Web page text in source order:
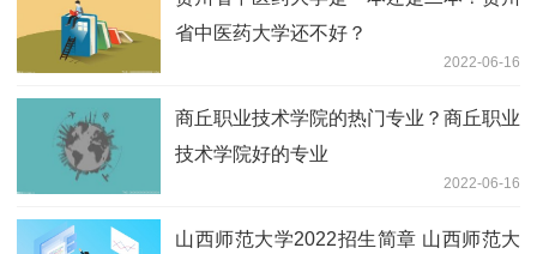
省中医药大学还不好？
2022-06-16
商丘职业技术学院的热门专业？商丘职业
技术学院好的专业
2022-06-16
山西师范大学2022招生简章 山西师范大